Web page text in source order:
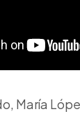
María